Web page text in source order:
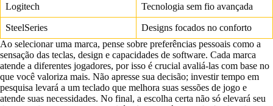
Logitech Tecnologia sem fio avançada
SteelSeries
Designs focados no conforto
Ao selecionar uma marca, pense sobre preferências pessoais como a
sensação das teclas, design e capacidades de software. Cada marca
atende a diferentes jogadores, por isso é crucial avaliá-las com base no
que você valoriza mais. Não apresse sua decisão; investir tempo em
pesquisa levará a um teclado que melhora suas sessões de jogo e
atende suas necessidades. No final, a escolha certa não só elevará seu